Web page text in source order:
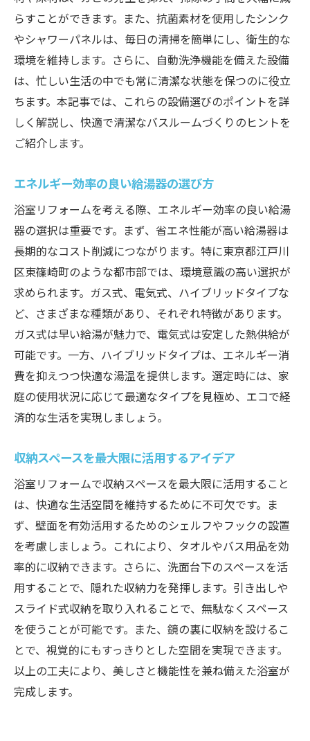
らすことができます。また、抗菌素材を使用したシンク
やシャワーパネルは、毎日の清掃を簡単にし、衛生的な
環境を維持します。さらに、自動洗浄機能を備えた設備
は、忙しい生活の中でも常に清潔な状態を保つのに役立
ちます。本記事では、これらの設備選びのポイントを詳
しく解説し、快適で清潔なバスルームづくりのヒントを
ご紹介します。
エネルギー効率の良い給湯器の選び方
浴室リフォームを考える際、エネルギー効率の良い給湯
器の選択は重要です。まず、省エネ性能が高い給湯器は
長期的なコスト削減につながります。特に東京都江戸川
区東篠崎町のような都市部では、環境意識の高い選択が
求められます。ガス式、電気式、ハイブリッドタイプな
ど、さまざまな種類があり、それぞれ特徴があります。
ガス式は早い給湯が魅力で、電気式は安定した熱供給が
可能です。一方、ハイブリッドタイプは、エネルギー消
費を抑えつつ快適な湯温を提供します。選定時には、家
庭の使用状況に応じて最適なタイプを見極め、エコで経
済的な生活を実現しましょう。
収納スペースを最大限に活用するアイデア
浴室リフォームで収納スペースを最大限に活用すること
は、快適な生活空間を維持するために不可欠です。ま
ず、壁面を有効活用するためのシェルフやフックの設置
を考慮しましょう。これにより、タオルやバス用品を効
率的に収納できます。さらに、洗面台下のスペースを活
用することで、隠れた収納力を発揮します。引き出しや
スライド式収納を取り入れることで、無駄なくスペース
を使うことが可能です。また、鏡の裏に収納を設けるこ
とで、視覚的にもすっきりとした空間を実現できます。
以上の工夫により、美しさと機能性を兼ね備えた浴室が
完成します。